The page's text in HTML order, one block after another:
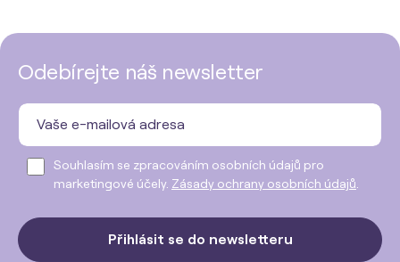
Odebírejte náš newsletter
Souhlasím se zpracováním osobních údajů pro
marketingové účely. Zásady ochrany osobních údajů
Přihlásit se do newsletteru